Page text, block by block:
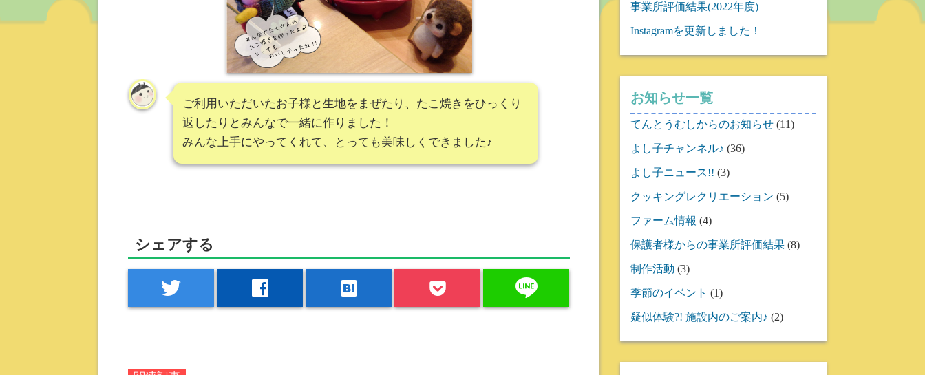
ご利用いただいたお子様と生地をまぜたり、たこ焼きをひっくり
返したりとみんなで一緒に作りました！
みんな上手にやってくれて、とっても美味しくできました♪
シェアする
twitter facebook hatenabookmark line
事業所評価結果(2022年度)
Instagramを更新しました！
お知らせ一覧
てんとうむしからのお知らせ (11)
よし子チャンネル♪ (36)
よし子ニュース!! (3)
クッキングレクリエーション (5)
ファーム情報 (4)
保護者様からの事業所評価結果 (8)
制作活動 (3)
季節のイベント (1)
疑似体験?! 施設内のご案内♪ (2)